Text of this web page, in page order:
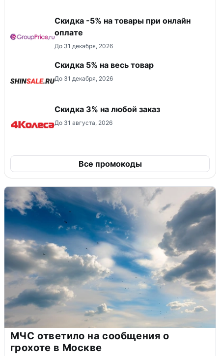
​Скидка -5% на товары при онлайн
оплате
До 31 декабря, 2026
Скидка 5% на весь товар
До 31 декабря, 2026
Скидка 3% на любой заказ
До 31 августа, 2026
Все промокоды
МЧС ответило на сообщения о
грохоте в Москве